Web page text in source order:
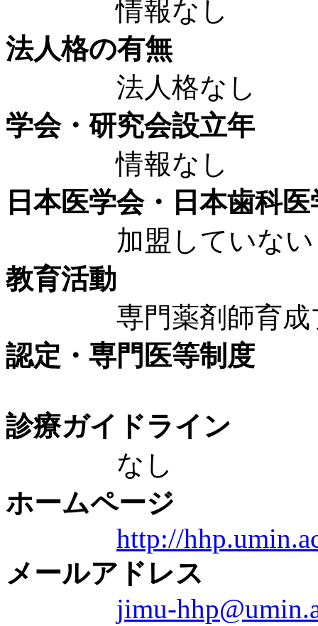
情報なし
法人格の有無
法人格なし
学会・研究会設立年
情報なし
日本医学会・日本歯科
加盟していない
教育活動
専門薬剤師育成プ
認定・専門医等制度
診療ガイドライン
なし
ホームページ
http://
メールアドレス
jimu-